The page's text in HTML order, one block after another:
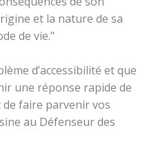
et la nature de sa
de vie."
d’accessibilité et que
une réponse rapide de
faire parvenir vos
au Défenseur des